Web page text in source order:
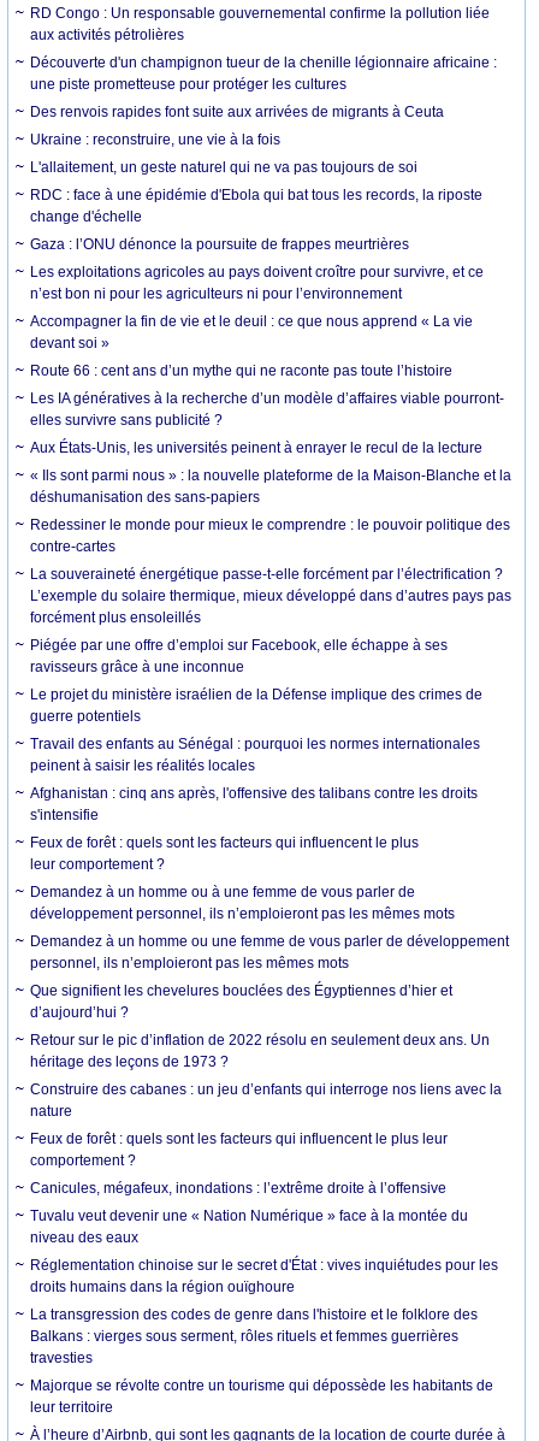
RD Congo : Un responsable gouvernemental confirme la pollution liée
aux activités pétrolières
Découverte d'un champignon tueur de la chenille légionnaire africaine :
une piste prometteuse pour protéger les cultures
Des renvois rapides font suite aux arrivées de migrants à Ceuta
Ukraine : reconstruire, une vie à la fois
L'allaitement, un geste naturel qui ne va pas toujours de soi
RDC : face à une épidémie d'Ebola qui bat tous les records, la riposte
change d'échelle
Gaza : l’ONU dénonce la poursuite de frappes meurtrières
Les exploitations agricoles au pays doivent croître pour survivre, et ce
n’est bon ni pour les agriculteurs ni pour l’environnement
Accompagner la fin de vie et le deuil : ce que nous apprend « La vie
devant soi »
Route 66 : cent ans d’un mythe qui ne raconte pas toute l’histoire
Les IA génératives à la recherche d’un modèle d’affaires viable pourront-
elles survivre sans publicité ?
Aux États-Unis, les universités peinent à enrayer le recul de la lecture
« Ils sont parmi nous » : la nouvelle plateforme de la Maison-Blanche et la
déshumanisation des sans-papiers
Redessiner le monde pour mieux le comprendre : le pouvoir politique des
contre-cartes
La souveraineté énergétique passe-t-elle forcément par l’électrification ?
L’exemple du solaire thermique, mieux développé dans d’autres pays pas
forcément plus ensoleillés
Piégée par une offre d’emploi sur Facebook, elle échappe à ses
ravisseurs grâce à une inconnue
Le projet du ministère israélien de la Défense implique des crimes de
guerre potentiels
Travail des enfants au Sénégal : pourquoi les normes internationales
peinent à saisir les réalités locales
Afghanistan : cinq ans après, l'offensive des talibans contre les droits
s'intensifie
Feux de forêt : quels sont les facteurs qui influencent le plus
leur comportement ?
Demandez à un homme ou à une femme de vous parler de
développement personnel, ils n’emploieront pas les mêmes mots
Demandez à un homme ou une femme de vous parler de développement
personnel, ils n’emploieront pas les mêmes mots
Que signifient les chevelures bouclées des Égyptiennes d’hier et
d’aujourd’hui ?
Retour sur le pic d’inflation de 2022 résolu en seulement deux ans. Un
héritage des leçons de 1973 ?
Construire des cabanes : un jeu d’enfants qui interroge nos liens avec la
nature
Feux de forêt : quels sont les facteurs qui influencent le plus leur
comportement ?
Canicules, mégafeux, inondations : l’extrême droite à l’offensive
Tuvalu veut devenir une « Nation Numérique » face à la montée du
niveau des eaux
Réglementation chinoise sur le secret d'État : vives inquiétudes pour les
droits humains dans la région ouïghoure
La transgression des codes de genre dans l'histoire et le folklore des
Balkans : vierges sous serment, rôles rituels et femmes guerrières
travesties
Majorque se révolte contre un tourisme qui dépossède les habitants de
leur territoire
À l’heure d’Airbnb, qui sont les gagnants de la location de courte durée à